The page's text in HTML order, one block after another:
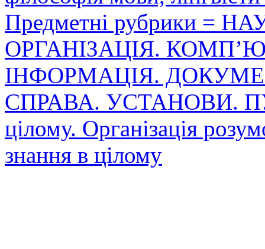
Предметні рубрики =
ОРГАНІЗАЦІЯ.
ІНФОРМАЦІЯ.
СПРАВА. УСТАНОВИ.
цілому. Організація
знання в цілому